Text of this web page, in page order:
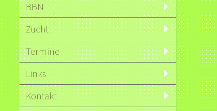
BBN
Zucht
Termine
Links
Kontakt